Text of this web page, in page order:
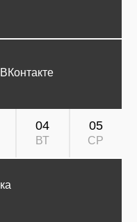
ВКонтакте
04
ВТ
05
СР